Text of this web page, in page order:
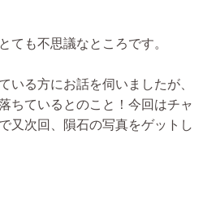
ても不思議なところです。
いる方にお話を伺いましたが、
ちているとのこと！今回はチャ
又次回、隕石の写真をゲットし